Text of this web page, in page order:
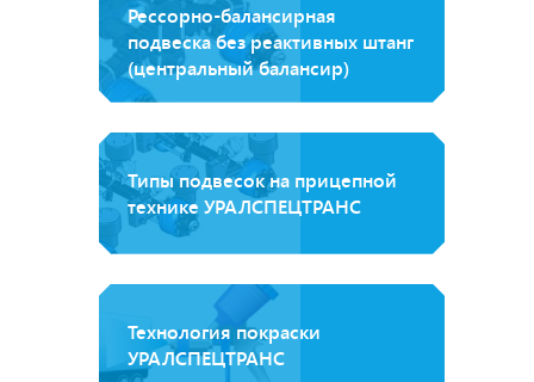
Рессорно-балансирная
подвеска без реактивных штанг
(центральный балансир)
Типы подвесок на прицепной
технике УРАЛСПЕЦТРАНС
Технология покраски
УРАЛСПЕЦТРАНС